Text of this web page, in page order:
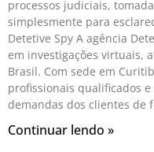
processos judiciais,
simplesmente para
Detetive Spy A agência
em investigações virtuais,
Brasil. Com sede em
profissionais qualificados
demandas dos clientes de
Continuar lendo »